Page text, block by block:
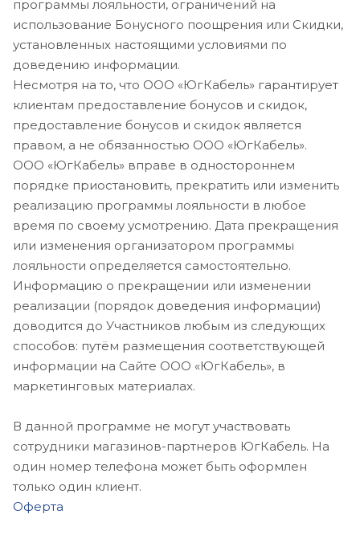
программы лояльности, ограничений на
использование Бонусного поощрения или Скидки,
установленных настоящими условиями по
доведению информации.
Несмотря на то, что ООО «ЮгКабель» гарантирует
клиентам предоставление бонусов и скидок,
предоставление бонусов и скидок является
правом, а не обязанностью ООО «ЮгКабель».
ООО «ЮгКабель» вправе в одностороннем
порядке приостановить, прекратить или изменить
реализацию программы лояльности в любое
время по своему усмотрению. Дата прекращения
или изменения организатором программы
лояльности определяется самостоятельно.
Информацию о прекращении или изменении
реализации (порядок доведения информации)
доводится до Участников любым из следующих
способов: путём размещения соответствующей
информации на Сайте ООО «ЮгКабель», в
маркетинговых материалах.
В данной программе не могут участвовать
сотрудники магазинов-партнеров ЮгКабель. На
один номер телефона может быть оформлен
только один клиент.
Оферта